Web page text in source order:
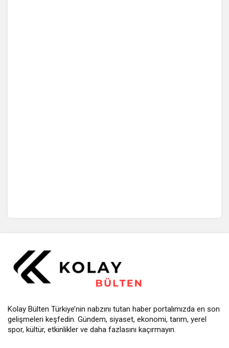
Kolay Bülten Türkiye’nin nabzını tutan haber portalımızda en son
gelişmeleri keşfedin. Gündem, siyaset, ekonomi, tarım, yerel
spor, kültür, etkinlikler ve daha fazlasını kaçırmayın.